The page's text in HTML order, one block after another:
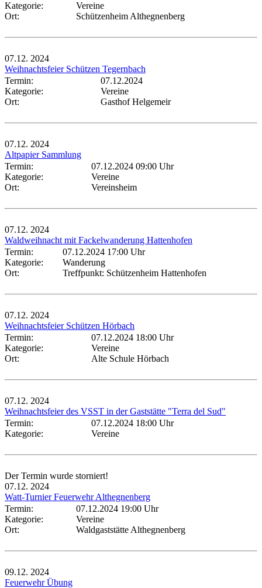
Kategorie:
Vereine
Ort:
Schützenheim Althegnenberg
07.12. 2024
Weihnachtsfeier Schützen Tegernbach
Termin:
07.12.2024
Kategorie:
Vereine
Ort:
Gasthof Helgemeir
07.12. 2024
Altpapier Sammlung
Termin:
07.12.2024 09:00 Uhr
Kategorie:
Vereine
Ort:
Vereinsheim
07.12. 2024
Waldweihnacht mit Fackelwanderung Hattenhofen
Termin:
07.12.2024 17:00 Uhr
Kategorie:
Wanderung
Ort:
Treffpunkt: Schützenheim Hattenhofen
07.12. 2024
Weihnachtsfeier Schützen Hörbach
Termin:
07.12.2024 18:00 Uhr
Kategorie:
Vereine
Ort:
Alte Schule Hörbach
07.12. 2024
Weihnachtsfeier des VSST in der Gaststätte "Terra del Sud"
Termin:
07.12.2024 18:00 Uhr
Kategorie:
Vereine
Der Termin wurde storniert!
07.12. 2024
Watt-Turnier Feuerwehr Althegnenberg
Termin:
07.12.2024 19:00 Uhr
Kategorie:
Vereine
Ort:
Waldgaststätte Althegnenberg
09.12. 2024
Feuerwehr Übung